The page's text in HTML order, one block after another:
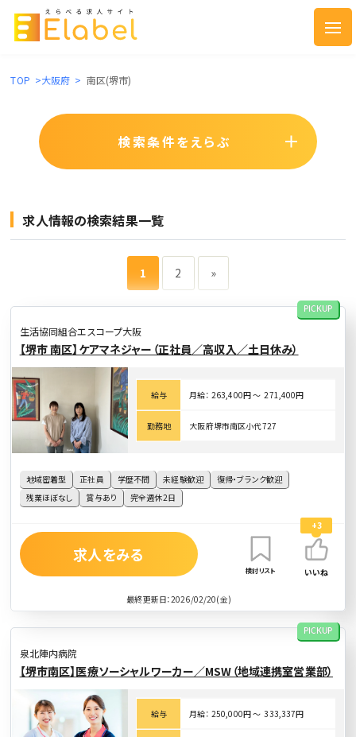
TOP >大阪府 > 南区(堺市)
求人情報の検索結果一覧
1 2 »
生活協同組合エスコープ大阪
PICKUP
【堺市 南区】ケアマネジャー（正社員／高収入／土日休み）
地域密着型 正社員 学歴不問 未経験歓迎
復帰・ブランク歓迎
残業ほぼなし
賞与あり 完全週休2日
給与 月給： 263,400円 〜 271,400円
勤務地 大阪府堺市南区小代727
最終更新日：2026/02/20(金)
求人をみる
検討リスト
+3
いいね
泉北陣内病院
PICKUP
【堺市南区】医療ソーシャルワーカー／MSW（地域連携室営業部）
給与 月給： 250,000円 〜 333,337円
検索条件をえらぶ